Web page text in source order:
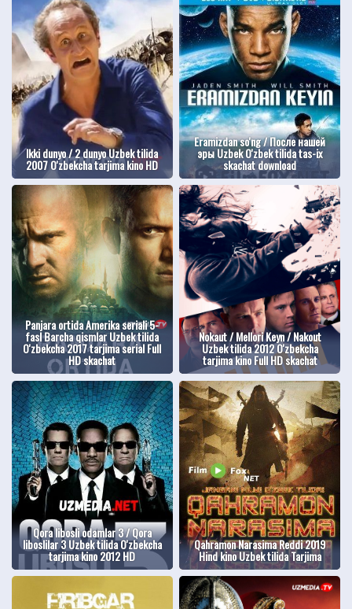
Ikki dunyo / 2 dunyo Uzbek tilida
2007 O'zbekcha tarjima kino HD
Eramizdan so'ng / После нашей
эры Uzbek O'zbek tilida tas-ix
skachat download
Panjara ortida Amerika seriali 5-
fasl Barcha qismlar Uzbek tilida
O'zbekcha 2017 tarjima serial Full
HD skachat
Nokaut / Mellori Keyn / Nakout
Uzbek tilida 2012 O'zbekcha
tarjima kino Full HD skachat
Qora libosli odamlar 3 / Qora
liboslilar 3 Uzbek tilida O'zbekcha
tarjima kino 2012 HD
Qahramon Narasima Reddi 2019
Hind kino Uzbek tilida Tarjima